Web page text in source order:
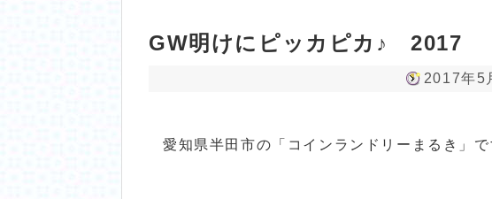
GW明けにピッカピカ♪ 2017
2017年5
愛知県半田市の「コインランドリーまるき」で